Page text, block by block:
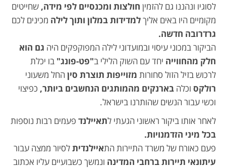
לסוגיו ונהננו גם להזמין חולצות ומכנסיים לפי מידה, שחייטים
מקומיים היו באים אליךלמדידות במלון ותוך לילה מכינים לכם
גרדרובה חדשה.
הביקור במכוני עיסוי ובמועדוני לילה המפוקפקים היה גם הוא
חלק מהחווייה יחד עם השוק הלילי ב"פט-פונג" בו יכלת
לרכוש בזיל הזול סחורות מזוייפות תוצרת סיןהחל משעוני
רולקס וכלה בארנקים מהמותגים הנחשבים ביותר, כפיצוי
וכשי עבור הנשים שהותרנו בישראל.
לאחר אותו ביקור ראשוני הגעתי לתאיילנד פעמים רבות נוספות
בכל מיני הזדמנויות.
פעם כאורח של משרד התיירות התאיילנדיתלסיור ממצה עבור
עיתונאי תיירות ברחבי המדינה ונמשך כשבועיים עליו אכתוב